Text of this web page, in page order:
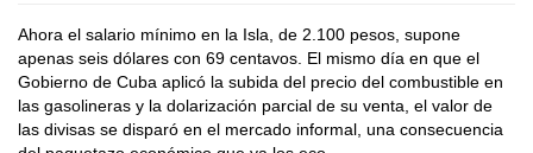
Ahora el salario mínimo en la Isla, de 2.100 pesos, supone
apenas seis dólares con 69 centavos. El mismo día en que el
Gobierno de Cuba aplicó la subida del precio del combustible en
las gasolineras y la dolarización parcial de su venta, el valor de
las divisas se disparó en el mercado informal, una consecuencia